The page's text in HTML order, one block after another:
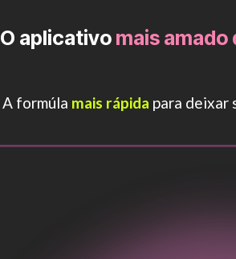
O aplicativo mais amado
A formúla mais rápida para deixar